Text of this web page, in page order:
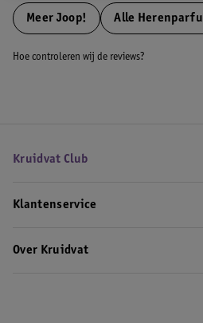
Meer Joop! Alle
Hoe controleren wij de reviews?
Kruidvat Club
Klantenservice
Over Kruidvat